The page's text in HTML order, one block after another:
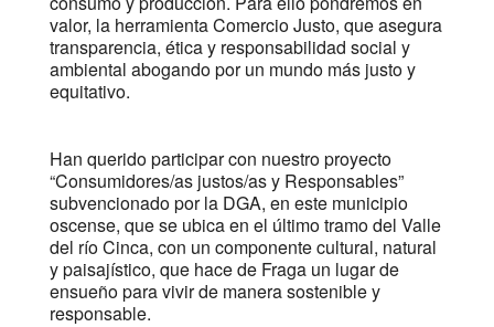
valor, la herramienta Comercio Justo, que asegura
transparencia, ética y responsabilidad social y
ambiental abogando por un mundo más justo y
equitativo.
Han querido participar con nuestro proyecto
“Consumidores/as justos/as y Responsables”
subvencionado por la DGA, en este municipio
oscense, que se ubica en el último tramo del Valle
del río Cinca, con un componente cultural, natural
y paisajístico, que hace de Fraga un lugar de
ensueño para vivir de manera sostenible y
responsable.